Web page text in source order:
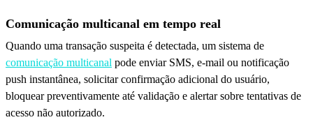
Comunicação multicanal em tempo real
Quando uma transação suspeita é detectada, um sistema de
comunicação multicanal pode enviar SMS, e-mail ou notificação
push instantânea, solicitar confirmação adicional do usuário,
bloquear preventivamente até validação e alertar sobre tentativas de
acesso não autorizado.